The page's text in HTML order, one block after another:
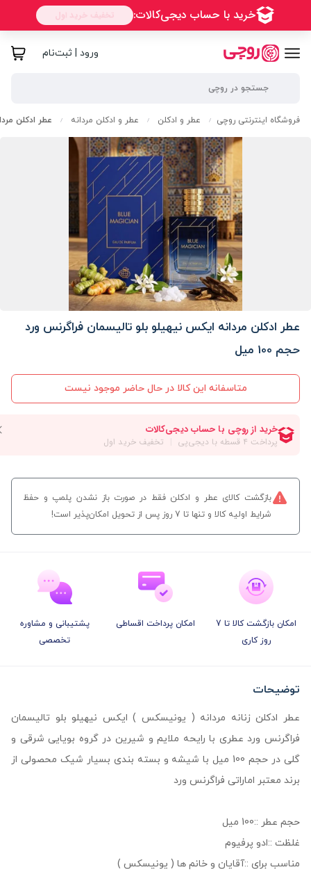
ورود | ثبت‌نام
فروشگاه اینترنتی روچی / عطر و ادکلن / عطر و ادکلن مردانه / عطر ادکلن
عطر ادکلن مردانه ایکس نیهیلو بلو تالیسمان فراگرنس ورد
حجم 100 میل
متاسفانه این کالا در حال حاضر موجود نیست
بازگشت کالای عطر و ادکلن فقط در صورت باز نشدن پلمپ و حفظ
شرایط اولیه کالا و تنها تا 7 روز پس از تحویل امکان‌پذیر است!
امکان بازگشت کالا تا 7
روز کاری
امکان پرداخت اقساطی
پشتیبانی و مشاوره
تخصصی
توضیحات
عطر ادکلن زنانه مردانه ( یونیسکس ) ایکس نیهیلو بلو تالیسمان
فراگرنس ورد عطری با رایحه ملایم و شیرین در گروه بویایی شرقی و
گلی در حجم 100 میل با شیشه و بسته بندی بسیار شیک محصولی از
برند معتبر اماراتی فراگرنس ورد
حجم عطر ::100 میل
غلظت ::ادو پرفیوم
مناسب برای ::آقایان و خانم ها ( یونیسکس )